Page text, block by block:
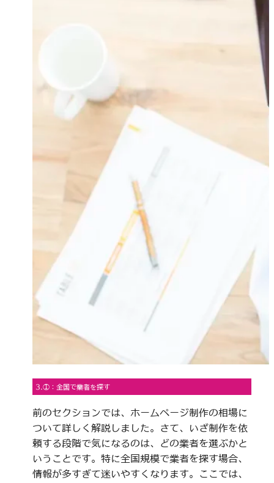
3.①：全国で業者を探す
前のセクションでは、ホームページ制作の相場に
ついて詳しく解説しました。さて、いざ制作を依
頼する段階で気になるのは、どの業者を選ぶかと
いうことです。特に全国規模で業者を探す場合、
情報が多すぎて迷いやすくなります。ここでは、